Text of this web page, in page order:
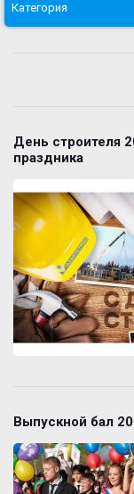
Категория
День строителя
праздника
Выпускной бал